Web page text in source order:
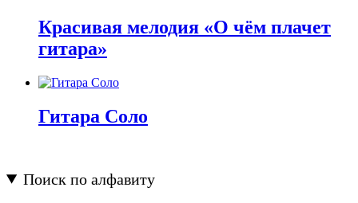
Красивая мелодия «О чём плачет
гитара»
Гитара Соло
Поиск по алфавиту